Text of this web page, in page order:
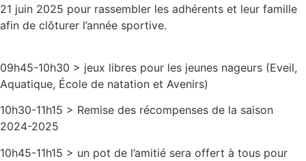
21 juin 2025 pour rassembler les adhérents et leur famille
afin de clôturer l’année sportive.
09h45-10h30 > jeux libres pour les jeunes nageurs (Eveil,
Aquatique, École de natation et Avenirs)
10h30-11h15 > Remise des récompenses de la saison
2024-2025
10h45-11h15 > un pot de l’amitié sera offert à tous pour